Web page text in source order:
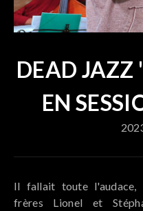
DEAD JAZZ
EN
Il fallait toute
frères Lionel et